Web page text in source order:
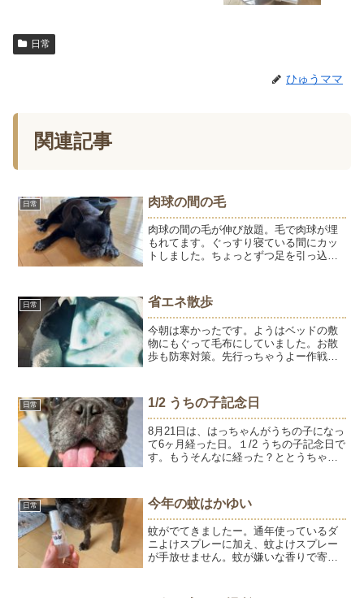
日常
ひゅうママ
関連記事
日常 肉球の間の毛
肉球の間の毛が伸び放題。毛で肉球が埋
もれてます。ぐっすり寝ている間にカッ
トしました。ちょっとずつ足を引っ込め
してるでしょ？みたいな顔です。
日常 省エネ散歩
今朝は寒かったです。ようはベッドの敷
物にもぐって毛布にしていました。お散
歩も防寒対策。先行っちゃうよー作戦
わしだすので下ろすと、おうちまで歩
く。おうちの前でじーっと待ち...
日常 1/2 うちの子記念日
8月21日は、はっちゃんがうちの子になっ
て6ヶ月経った日。１/2 うちの子記念日で
す。もうそんなに経った？ととうちゃ
んが旅立ってから7ヶ月。ようちゃんと入
れ替わるように...
日常 今年の蚊はかゆい
蚊がでてきましたー。通年使っているダ
ニよけスプレーに加え、蚊よけスプレー
が手放せません。蚊が嫌いな香りで寄せ